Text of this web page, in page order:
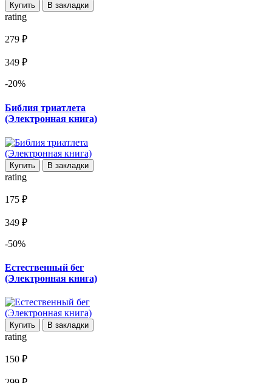
Купить В закладки
rating
279 ₽
349 ₽
-20%
Библия триатлета
(Электронная книга)
Купить В закладки
rating
175 ₽
349 ₽
-50%
Естественный бег
(Электронная книга)
Купить В закладки
rating
150 ₽